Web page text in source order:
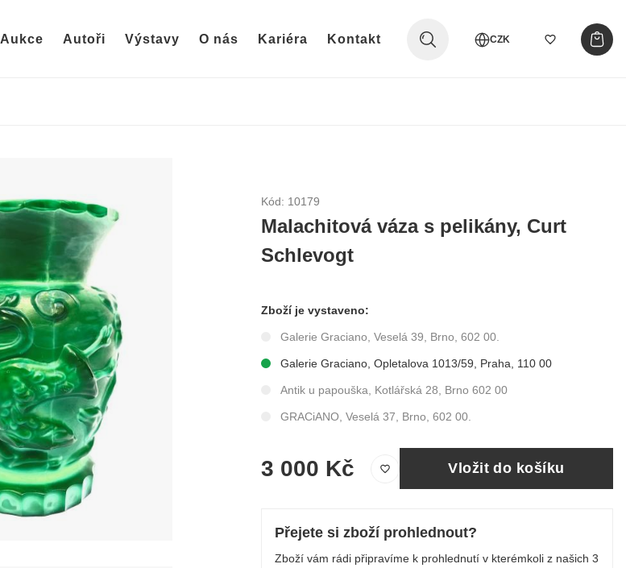
Aukce Autoři Výstavy O nás Kariéra Kontakt CZK
Kód: 10179
Malachitová váza s pelikány, Curt
Schlevogt
Zboží je vystaveno:
Galerie Graciano, Veselá 39, Brno, 602 00.
Galerie Graciano, Opletalova 1013/59, Praha, 110 00
Antik u papouška, Kotlářská 28, Brno 602 00
GRACiANO, Veselá 37, Brno, 602 00.
3 000 Kč Vložit do košíku
Přejete si zboží prohlednout?
Zboží vám rádi připravíme k prohlednutí v kterémkoli z našich 3